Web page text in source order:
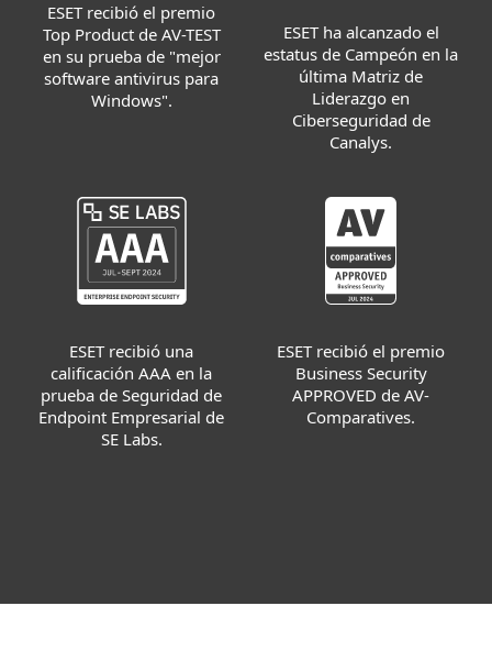
ESET recibió el premio
Top Product de AV-TEST
en su prueba de "mejor
software antivirus para
Windows".
ESET ha alcanzado el
estatus de Campeón en la
última Matriz de
Liderazgo en
Ciberseguridad de
Canalys.
ESET recibió una
calificación AAA en la
prueba de Seguridad de
Endpoint Empresarial de
SE Labs.
ESET recibió el premio
Business Security
APPROVED de AV-
Comparatives.